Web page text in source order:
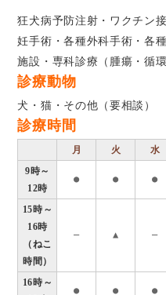
狂犬病予防注射・ワクチン
妊手術・各種外科手術・各
施設・専科診療（腫瘍・循
診療動物
犬・猫・その他（要相談）
診療時間
月 火 水
9時～
12時
● ● ●
15時～
16時
（ねこ
時間）
― ▲ ―
16時～
● ● ●